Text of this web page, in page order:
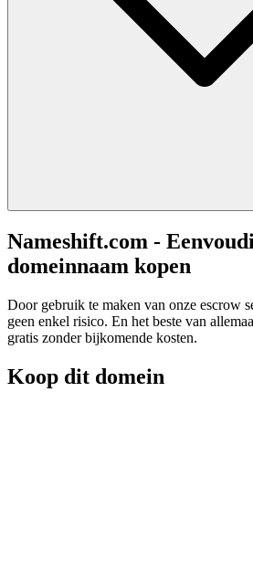
Nameshift.com -
domeinnaam kopen
Door gebruik te maken van onze escrow
geen enkel risico. En het beste van
gratis zonder bijkomende kosten.
Koop dit domein